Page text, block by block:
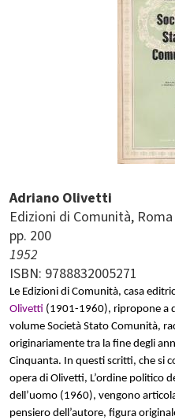
Adriano Olivetti
Edizioni di Comunità Roma
pp. 200
1952
ISBN: 9788832005271
Le Edizioni di Comunità, casa
Olivetti (1901-1960), ripropone a
volume Società Stato Comunità,
originariamente tra la fine degli
Cinquanta. In questi scritti, che si
opera di Olivetti, L’ordine politico
dell’uomo (1960), vengono
pensiero dell’autore, figura